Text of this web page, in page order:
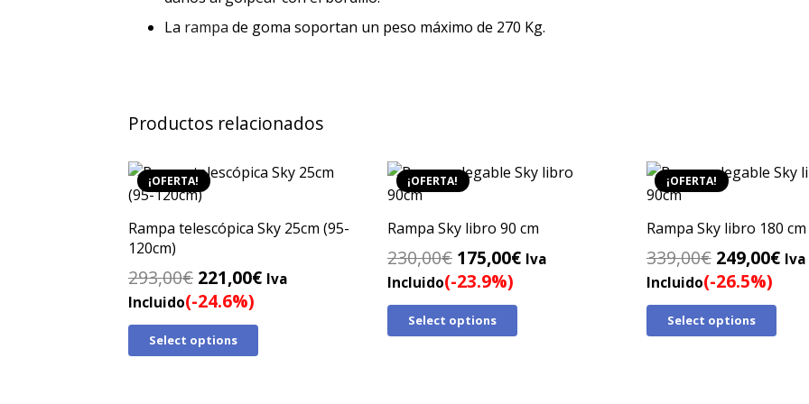
La rampa de goma soportan un peso máximo de 270 Kg.
Productos relacionados
¡OFERTA!
Rampa telescópica Sky 25cm (95-
120cm)
293,00€ El
precio
original
era:
221,00€ElIva
Incluido(-24.6%)
Select options
¡OFERTA!
Rampa Sky libro 90 cm
230,00€ El
precio
original
era:
175,00€ElIva
Incluido(-23.9%)
Select options
¡OFERTA!
Rampa Sky libro 180 cm
339,00€ El
precio
original
era:
249,00€ElIva
Incluido(-26.5%)
Select options